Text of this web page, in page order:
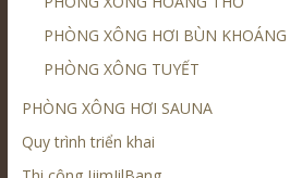
PHÒNG XÔNG HƠI BÙN KHOÁNG
PHÒNG XÔNG TUYẾT
PHÒNG XÔNG HƠI SAUNA
Quy trình triển khai